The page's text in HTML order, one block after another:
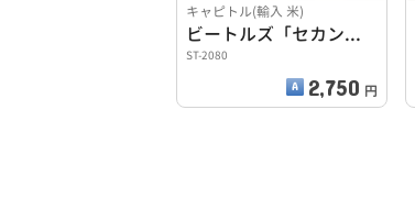
キャピトル(輸入 米)
ビートルズ「セカンド・アルバム」
ST-2080
2,750 円